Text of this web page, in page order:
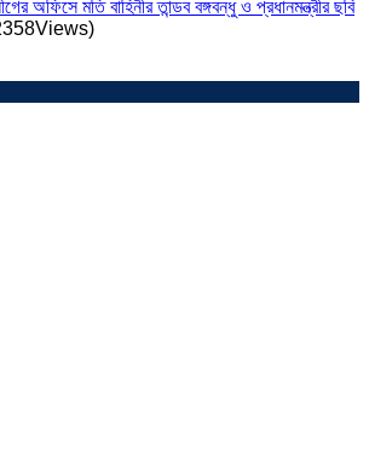
অফিসে মতি বাহিনীর তান্ডব বঙ্গবন্ধু ও প্রধানমন্ত্রীর ছবি